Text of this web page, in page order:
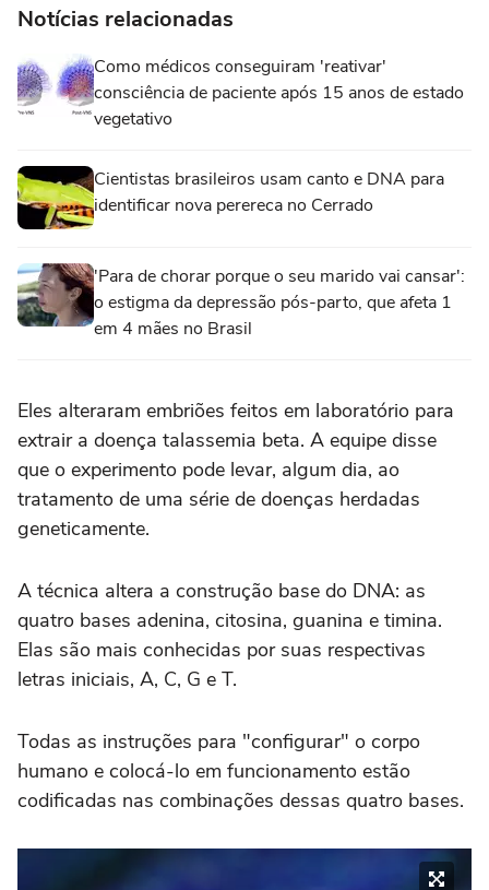
Notícias relacionadas
Como médicos conseguiram 'reativar'
consciência de paciente após 15 anos de estado
vegetativo
Cientistas brasileiros usam canto e DNA para
identificar nova perereca no Cerrado
'Para de chorar porque o seu marido vai cansar':
o estigma da depressão pós-parto, que afeta 1
em 4 mães no Brasil
Eles alteraram embriões feitos em laboratório para
extrair a doença talassemia beta. A equipe disse
que o experimento pode levar, algum dia, ao
tratamento de uma série de doenças herdadas
geneticamente.
A técnica altera a construção base do DNA: as
quatro bases adenina, citosina, guanina e timina.
Elas são mais conhecidas por suas respectivas
letras iniciais, A, C, G e T.
Todas as instruções para "configurar" o corpo
humano e colocá-lo em funcionamento estão
codificadas nas combinações dessas quatro bases.